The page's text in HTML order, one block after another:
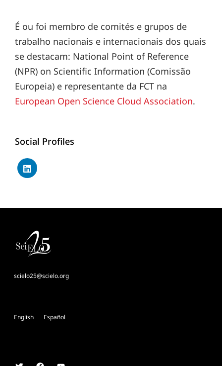
É ou foi membro de comités e grupos de
trabalho nacionais e internacionais dos quais
se destacam: National Point of Reference
(NPR) on Scientific Information (Comissão
Europeia) e representante da FCT na
European Open Science Cloud Association.
Social Profiles
scielo25@scielo.org
English Español